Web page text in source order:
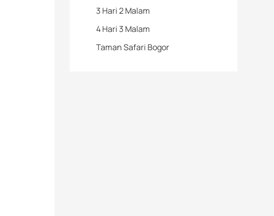
3 Hari 2 Malam
4 Hari 3 Malam
Taman Safari Bogor